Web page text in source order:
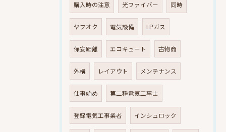
購入時の注意 光ファイバー 同時
ヤフオク 電気設備 LPガス
保安距離 エコキュート 古物商
外構 レイアウト メンテナンス
仕事始め 第二種電気工事士
登録電気工事業者 インシュロック